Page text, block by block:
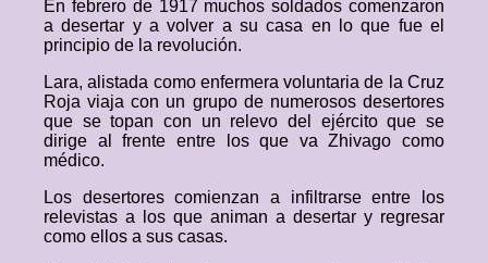
En febrero de 1917 muchos soldados comenzaron
a desertar y a volver a su casa en lo que fue el
principio de la revolución.
Lara, alistada como enfermera voluntaria de la Cruz
Roja viaja con un grupo de numerosos desertores
que se topan con un relevo del ejército que se
dirige al frente entre los que va Zhivago como
médico.
Los desertores comienzan a infiltrarse entre los
relevistas a los que animan a desertar y regresar
como ellos a sus casas.